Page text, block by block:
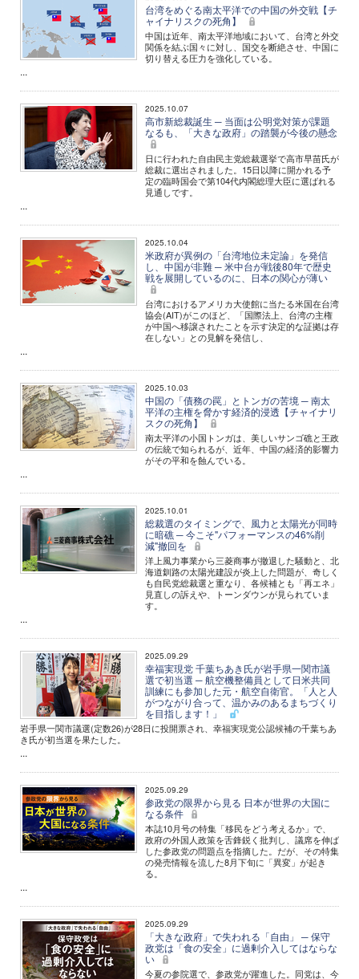
台湾をめぐる南太平洋での中国の外交戦【チ
ャイナリスクの死角】
中国は近年、南太平洋地域において、台湾と外交
関係を結ぶ国々に対し、国交を断絶させ、中国に
切り替える圧力を強化している。
...
2025.10.07
高市新総裁誕生 ─ 当面は公明党対策が課題
なるも、「大きな政府」の踏襲が今後の懸念
日に行われた自由民主党総裁選挙で高市早苗氏が
総裁に選出されました。15日以降に開かれる予
定の臨時国会で第104代内閣総理大臣に選ばれる
見通しです。
...
2025.10.04
米政府が異例の「台湾地位未定論」を発信
し、中国が非難 ─ 米中台が戦後80年で歴史
戦を展開しているのに、日本の関心が薄い
台湾におけるアメリカ大使館に当たる米国在台湾
協会(AIT)がこのほど、「国際法上、台湾の主権
が中国へ移譲されたことを示す決定的な証拠は存
在しない」との見解を発信し、
...
2025.10.03
中国の「債務の罠」とトンガの苦境 ─ 南太
平洋の主権を脅かす経済的浸透【チャイナリ
スクの死角】
南太平洋の小国トンガは、美しいサンゴ礁と王政
の伝統で知られるが、近年、中国の経済的影響力
がその平和を蝕んでいる。
...
2025.10.01
総裁選のタイミングで、風力と太陽光が同時
に暗礁 ─ 今こそ"パフォーマンスの46%削
減"撤回を
洋上風力事業から三菱商事が撤退した騒動と、北
海道釧路の太陽光建設が炎上した問題が、奇しく
も自民党総裁選と重なり、各候補とも「再エネ」
見直しの訴えや、トーンダウンが見られていま
す。
...
2025.09.29
幸福実現党 千葉ちあき氏が岩手県一関市議
選で初当選 ─ 航空機整備員として日米共同
訓練にも参加した元・航空自衛官。「人と人
がつながり合って、温かみのあるまちづくり
を目指します！」
岩手県一関市議選(定数26)が28日に投開票され、幸福実現党公認候補の千葉ちあ
き氏が初当選を果たした。
...
2025.09.29
参政党の限界から見る 日本が世界の大国に
なる条件
本誌10月号の特集「移民をどう考えるか」で、
政府の外国人政策を舌鋒鋭く批判し、議席を伸ば
した参政党の問題点を指摘した。だが、その特集
の発売情報を流した8月下旬に「異変」が起き
る。
...
2025.09.29
「大きな政府」で失われる「自由」 ─ 保守
政党は「食の安全」に過剰介入してはならな
い
今夏の参院選で、参政党が躍進した。同党は、今